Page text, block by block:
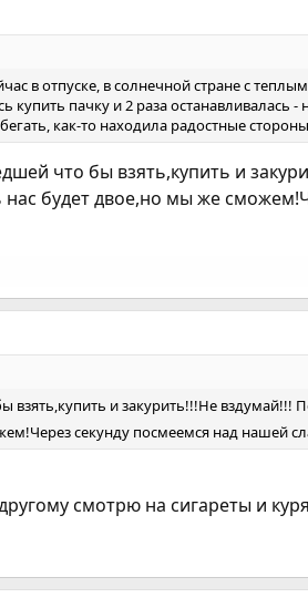
в отпуске, в солнечной стране с
купить пачку и 2 раза останавливалась
как-то находила радостные
что бы взять,купить и
будет двое,но мы же
и закурить!!!Не вздумай!!!
секунду посмеемся над нашей
смотрю на сигареты и